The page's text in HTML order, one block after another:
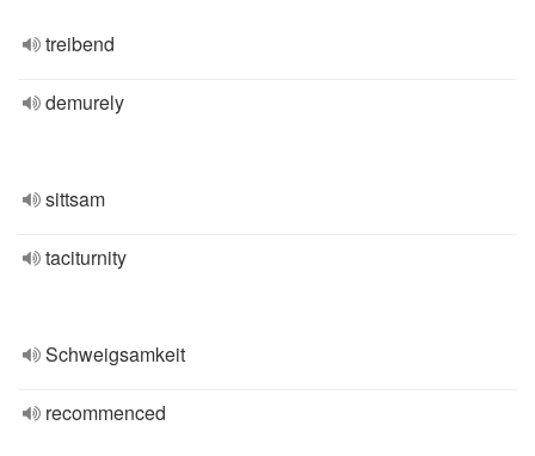
treibend
demurely
sittsam
taciturnity
Schweigsamkeit
recommenced